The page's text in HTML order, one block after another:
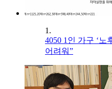
1.
4050 1인 가구 ‘노
어려워”